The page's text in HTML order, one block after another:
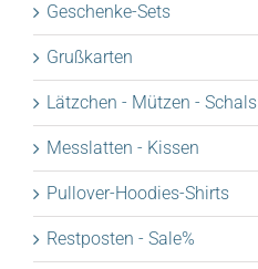
Geschenke-Sets
Grußkarten
Lätzchen - Mützen - Schals
Messlatten - Kissen
Pullover-Hoodies-Shirts
Restposten - Sale%